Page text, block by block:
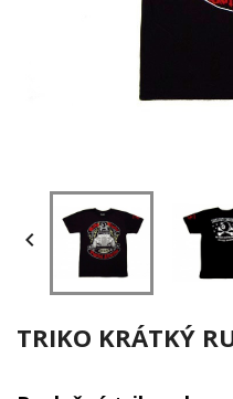

TRIKO KRÁTKÝ